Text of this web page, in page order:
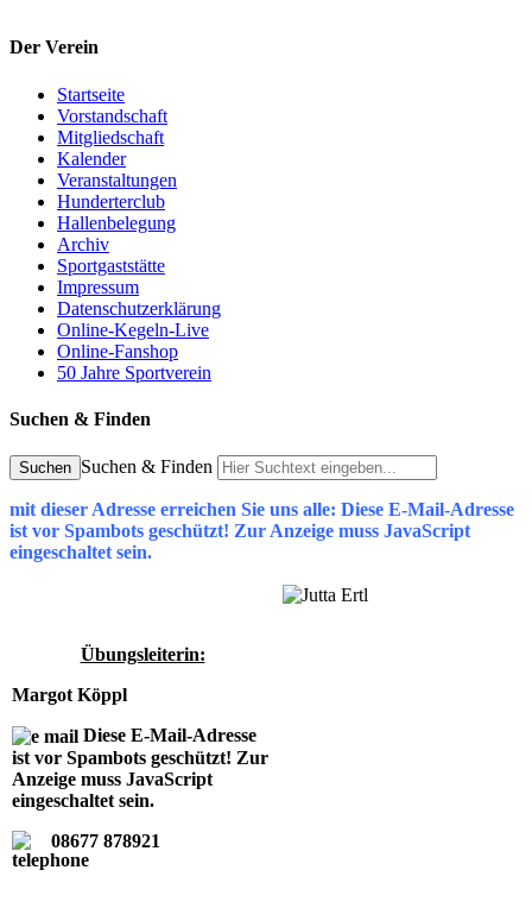
Der Verein
Startseite
Vorstandschaft
Mitgliedschaft
Kalender
Veranstaltungen
Hunderterclub
Hallenbelegung
Archiv
Sportgaststätte
Impressum
Datenschutzerklärung
Online-Kegeln-Live
Online-Fanshop
50 Jahre Sportverein
Suchen & Finden
Suchen Suchen & Finden
mit dieser Adresse erreichen Sie uns alle: Diese E-Mail-Adresse
ist vor Spambots geschützt! Zur Anzeige muss JavaScript
eingeschaltet sein.
Übungsleiterin:
Margot Köppl
Diese E-Mail-Adresse
ist vor Spambots geschützt! Zur
Anzeige muss JavaScript
eingeschaltet sein.
08677 878921